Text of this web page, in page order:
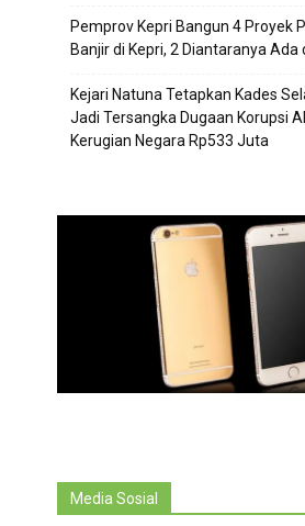
Pemprov Kepri Bangun 4 Proyek
Banjir di Kepri, 2 Diantaranya Ada
Kejari Natuna Tetapkan Kades
Jadi Tersangka Dugaan Korupsi
Kerugian Negara Rp533 Juta
Media Sosial